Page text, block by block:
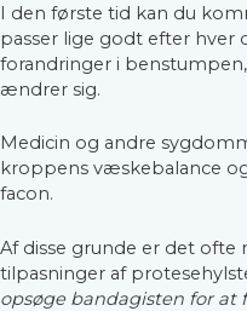
I den første tid kan du
passer lige godt efter hver
forandringer i
ændrer sig.
Medicin og andre
kroppens væskebalance
facon.
Af disse grunde er det
tilpasninger af
opsøge bandagisten for at